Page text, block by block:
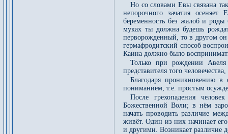
Но со словами Евы связана
непорочного зачатия
беременность без жалоб и
муках ты должна будешь
перворожденный, то в другом
гермафродитский способ
Каина должно было
Только при рождении Авеля
представителя того
Благодаря проникновению в
пониманием, т.е. простым
После грехопадения
Божественной Воли; в нём
начать проводить различие
живёт. Один из них начинает
и другими. Возникает различие